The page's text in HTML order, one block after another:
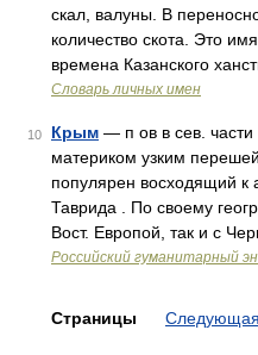
скал, валуны. В
количество скота. Это
времена Казанского
Словарь личных имен
10 Крым — п ов в сев.
материком узким
популярен восходящий к
Таврида . По своему
Вост. Европой, так и с
Российский гуманитарный
Страницы Следующая